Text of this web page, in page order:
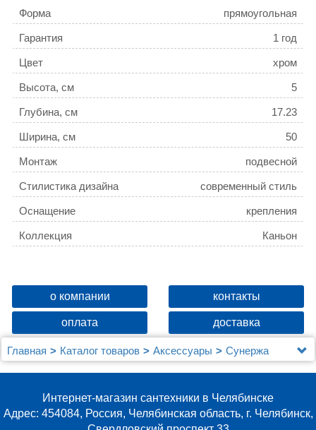
Форма прямоугольная
Гарантия 1 год
Цвет хром
Высота, см 5
Глубина, см 17.23
Ширина, см 50
Монтаж подвесной
Стилистика дизайна современный стиль
Оснащение крепления
Коллекция Каньон
о компании контакты
оплата доставка
Главная Каталог товаров Аксессуары
Сунержа
Полка Сунержа Каньон 00-3003-0500
Интернет-магазин сантехники в Челябинске
Адрес: 454084, Россия, Челябинская область, г. Челябинск,